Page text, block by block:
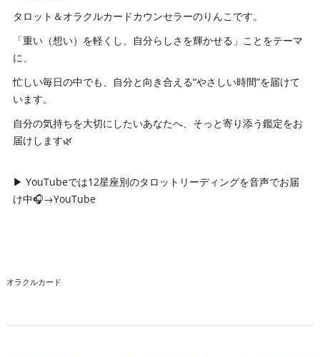
タロット＆オラクルカードカウンセラーのりんこです。
「重い（想い）を軽くし、自分らしさを輝かせる」ことをテーマ
に、
忙しい毎日の中でも、自分と向き合える“やさしい時間”を届けて
います。
自分の気持ちを大切にしたいあなたへ、そっと寄り添う鑑定をお
届けします🌿
▶ YouTubeでは12星座別のタロットリーディングを音声でお届
け中🎧→YouTube
オラクルカード